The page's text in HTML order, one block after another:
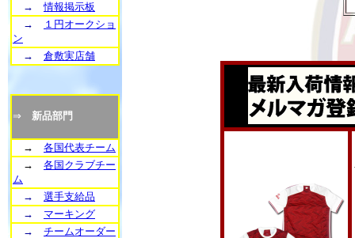
→情報掲示板
→
１円オークショ
ン
→ 倉敷実店舗
⇒ 新品部門
→ 各国代表チーム
→ 各国クラブチー
ム
→ 選手支給品
→ マーキング
→ チームオーダー